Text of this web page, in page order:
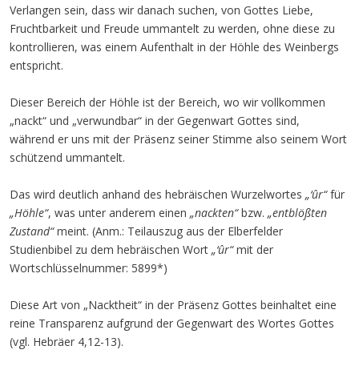
Verlangen sein, dass wir danach suchen, von Gottes Liebe,
Fruchtbarkeit und Freude ummantelt zu werden, ohne diese zu
kontrollieren, was einem Aufenthalt in der Höhle des Weinbergs
entspricht.
Dieser Bereich der Höhle ist der Bereich, wo wir vollkommen
„nackt“ und „verwundbar“ in der Gegenwart Gottes sind,
während er uns mit der Präsenz seiner Stimme also seinem Wort
schützend ummantelt.
Das wird deutlich anhand des hebräischen Wurzelwortes „‘ûr“für
„Höhle“, was unter anderem einen „nackten“bzw. „entblößten
Zustand“meint. (Anm.: Teilauszug aus der Elberfelder
Studienbibel zu dem hebräischen Wort „‘ûr“mit der
Wortschlüsselnummer: 5899*)
Diese Art von „Nacktheit“ in der Präsenz Gottes beinhaltet eine
reine Transparenz aufgrund der Gegenwart des Wortes Gottes
(vgl. Hebräer 4,12-13).